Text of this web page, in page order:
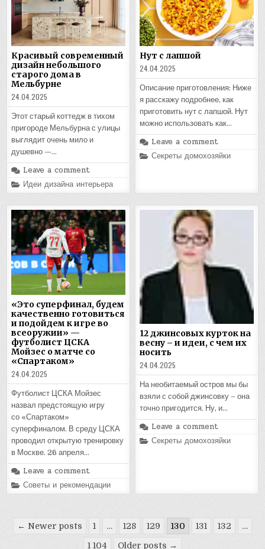
Красивый современный
дизайн небольшого
старого дома в
Мельбурне
24.04.2025
Этот старый коттедж в тихом
пригороде Мельбурна с улицы
выглядит очень мило и
душевно —…
Leave a comment
Posted
in
Идеи дизайна интерьера
Нут с лапшой
24.04.2025
Описание приготовления: Ниже
я расскажу подробнее, как
приготовить нут с лапшой. Нут
можно использовать как…
Leave a comment
Posted
Секреты домохозяйки
«Это суперфинал, будем
качественно готовиться
и подойдем к игре во
всеоружии» —
футболист ЦСКА
Мойзес о матче со
«Спартаком»
24.04.2025
Футболист ЦСКА Мойзес
назвал предстоящую игру
со «Спартаком»
суперфиналом. В среду ЦСКА
проводил открытую тренировку
в Москве. 26 апреля…
Leave a comment
Posted
in
Советы и рекомендации
12 джинсовых курток на
весну – и идеи, с чем их
носить
24.04.2025
На необитаемый остров мы бы
взяли с собой джинсовку – она
точно пригодится. Ну, и…
Leave a comment
Posted
Секреты домохозяйки
Пагинация
← Newer posts 1 … 128 129 130 131 132 …
1 104 Older posts →